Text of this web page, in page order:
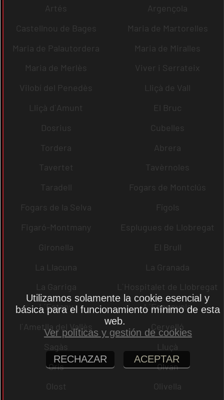
Artés
Argençola
Castellnou de Bages
Maria de Martorelles
Maria de Palautordera
Maria de Miralles
Maria de Merlès
Viver i Serrateix
Vilobí del Penedès
Lliçà de Vall
Lliçà d´Amunt
El Bruc
Dosrius
Cubelles
Tordera
Abrera
Tavertet
Tavèrnoles
Taradell
Fogars de Montclús
Fogars de la Selva
Fígols
Figaró-Montmany
Esplugues de Llobregat
Gironella
El Brull
La Llacuna
La Granada
La Garriga
L´Hospitalet de Llobregat
L´Estany
L´Espunyola
l´Ametlla del Vallès
Cervelló
Sagàs
Lluçà
Orís
Olvan
Olost
Olivella
Utilizamos solamente la cookie esencial y
básica para el funcionamiento mínimo de esta
web.
Ver políticas y gestión de cookies
RECHAZAR ACEPTAR